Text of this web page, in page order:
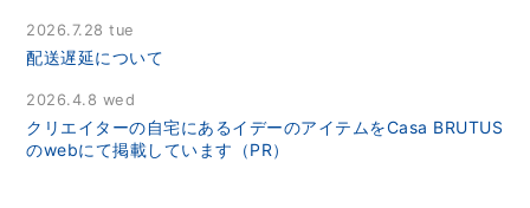
2026.7.28 tue
配送遅延について
2026.4.8 wed
クリエイターの自宅にあるイデーのアイテムをCasa BRUTUS
のwebにて掲載しています（PR）